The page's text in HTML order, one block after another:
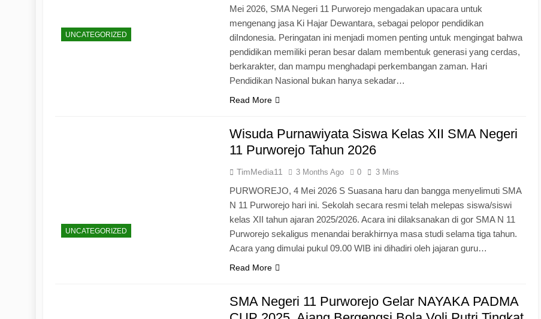
UNCATEGORIZED
Mei 2026, SMA Negeri 11 Purworejo mengadakan upacara untuk
mengenang jasa Ki Hajar Dewantara, sebagai pelopor pendidikan
diIndonesia. Peringatan ini menjadi momen penting untuk mengingat bahwa
pendidikan memiliki peran besar dalam membentuk generasi yang cerdas,
berkarakter, dan mampu menghadapi perkembangan zaman. Hari
Pendidikan Nasional bukan hanya sekadar…
Read More
UNCATEGORIZED
Wisuda Purnawiyata Siswa Kelas XII SMA Negeri
11 Purworejo Tahun 2026
TimMedia11 3 Months Ago 0 3 Mins
PURWOREJO, 4 Mei 2026 S Suasana haru dan bangga menyelimuti SMA
N 11 Purworejo hari ini. Sekolah secara resmi telah melepas siswa/siswi
kelas XII tahun ajaran 2025/2026. Acara ini dilaksanakan di gor SMA N 11
Purworejo sekaligus menandai berakhirnya masa studi selama tiga tahun.
Acara yang dimulai pukul 09.00 WIB ini dihadiri oleh jajaran guru…
Read More
SMA Negeri 11 Purworejo Gelar NAYAKA PADMA